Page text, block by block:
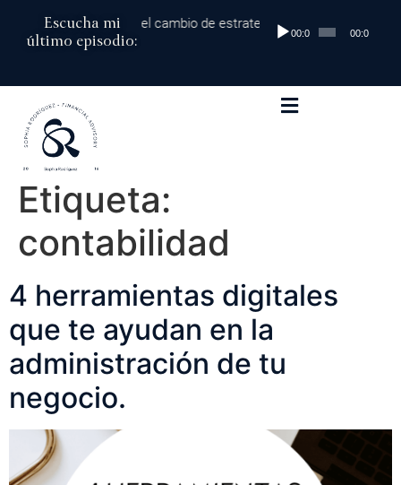
Escucha mi
último episodio:
mil dólares al millón: el cambio de estrategia que marca la
Reproductor
00:00 00:00
Etiqueta:
contabilidad
4 herramientas digitales
que te ayudan en la
administración de tu
negocio.